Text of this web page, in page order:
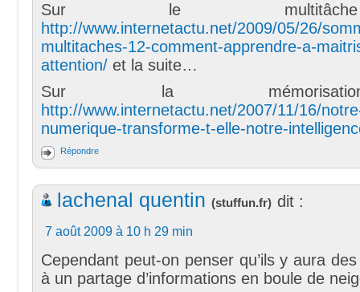
Sur le
http://www.internetactu.net/2009/05/26/
multitaches-12-comment-apprendre-a-
attention/ et la suite…
Sur la
http://www.internetactu.net/2007/11/16/
numerique-transforme-t-elle-notre-
Répondre
lachenal quentin (stuffun.fr) dit :
7 août 2009 à 10 h 29 min
Cependant peut-on penser qu’ils y aura
à un partage d’informations en boule de